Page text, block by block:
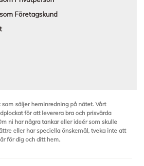
Företagskund
säljer heminredning på nätet. Vårt
för att leverera bra och prisvärda
ni har några tankar eller ideér som skulle
eller har speciella önskemål, tveka inte att
för dig och ditt hem.